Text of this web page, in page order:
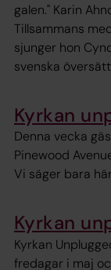
galen." Karin
Tillsammans
sjunger hon
svenska
Kyrkan
Denna vecka
Pinewood
Vi säger bara
Kyrkan
Kyrkan
fredagar i maj